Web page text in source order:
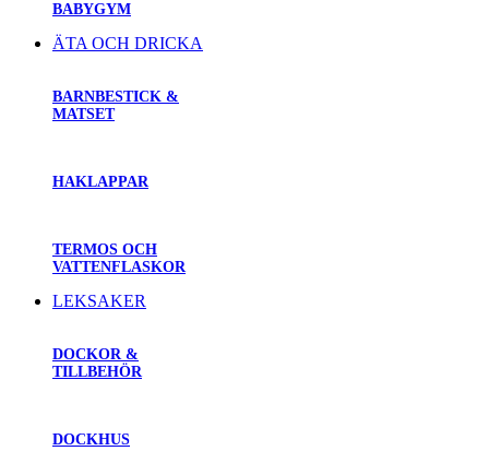
BABYGYM
ÄTA OCH DRICKA
BARNBESTICK &
MATSET
HAKLAPPAR
TERMOS OCH
VATTENFLASKOR
LEKSAKER
DOCKOR &
TILLBEHÖR
DOCKHUS